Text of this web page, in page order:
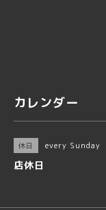
カレンダー
休日 every Sunday
店休日